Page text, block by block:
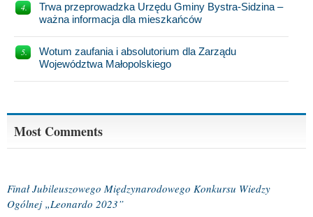
Trwa przeprowadzka Urzędu Gminy Bystra-Sidzina –
ważna informacja dla mieszkańców
Wotum zaufania i absolutorium dla Zarządu
Województwa Małopolskiego
Most Comments
Finał Jubileuszowego Międzynarodowego Konkursu Wiedzy
Ogólnej „Leonardo 2023”